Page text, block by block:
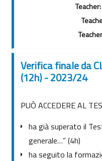
Teacher:
Verifica finale da
(12h) - 2023/24
PUÒ ACCEDERE AL
ha già superato il
generale…” (4h)
ha seguito la